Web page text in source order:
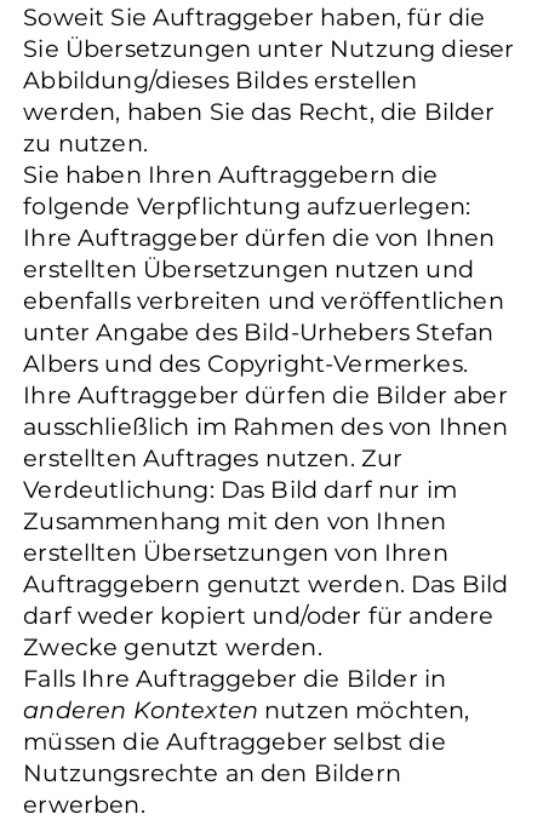
Soweit Sie Auftraggeber haben, für die
Sie Übersetzungen unter Nutzung dieser
Abbildung/dieses Bildes erstellen
werden, haben Sie das Recht, die Bilder
zu nutzen.
Sie haben Ihren Auftraggebern die
folgende Verpflichtung aufzuerlegen:
Ihre Auftraggeber dürfen die von Ihnen
erstellten Übersetzungen nutzen und
ebenfalls verbreiten und veröffentlichen
unter Angabe des Bild-Urhebers Stefan
Albers und des Copyright-Vermerkes.
Ihre Auftraggeber dürfen die Bilder aber
ausschließlich im Rahmen des von Ihnen
erstellten Auftrages nutzen. Zur
Verdeutlichung: Das Bild darf nur im
Zusammenhang mit den von Ihnen
erstellten Übersetzungen von Ihren
Auftraggebern genutzt werden. Das Bild
darf weder kopiert und/oder für andere
Zwecke genutzt werden.
Falls Ihre Auftraggeber die Bilder in
anderen Kontexten nutzen möchten,
müssen die Auftraggeber selbst die
Nutzungsrechte an den Bildern
erwerben.